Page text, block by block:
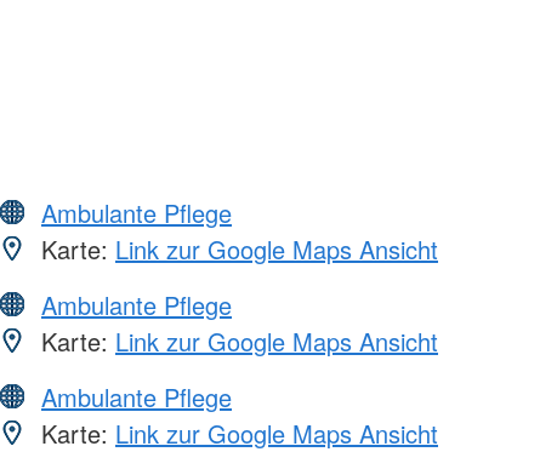
Ambulante Pflege
Karte: Link zur Google Maps Ansicht
Ambulante Pflege
Karte: Link zur Google Maps Ansicht
Ambulante Pflege
Karte: Link zur Google Maps Ansicht